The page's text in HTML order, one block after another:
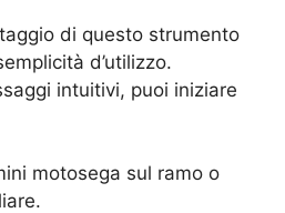
di questo strumento
d’utilizzo.
intuitivi, puoi iniziare
motosega sul ramo o